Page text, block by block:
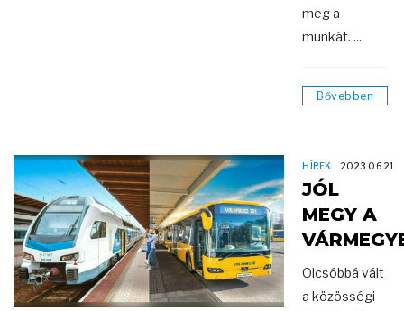
meg a
munkát. ...
Bővebben
HÍREK 2023.06.21
JÓL
MEGY A
Olcsóbbá vált
a közösségi